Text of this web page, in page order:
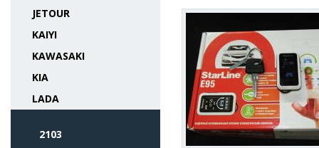
JETOUR
KAIYI
KAWASAKI
KIA
LADA
2103